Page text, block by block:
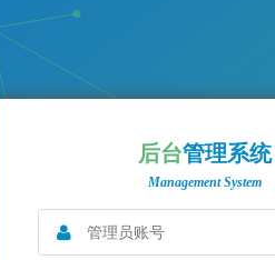
后台管理系统
Management System